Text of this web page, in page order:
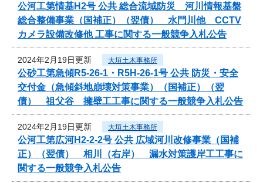
公河工第情基H2号 公共 総合流域防災 河川情報基盤
総合整備事業（国補正）（翌債） 水門川他 CCTV
カメラ設備改修他 工事に関する一般競争入札公告
2024年2月19日更新 大垣土木事務所
公砂工第急傾R5-26-1・R5H-26-1号 公共 防災・安全
交付金（急傾斜地崩壊対策事業）（国補正）（翌
債） 祖父谷 擁壁工工事に関する一般競争入札公告
2024年2月19日更新 大垣土木事務所
公河工第広河H2-2-2号 公共 広域河川改修事業（国補
正）（翌債） 相川（右岸） 漏水対策護岸工工事に
関する一般競争入札公告